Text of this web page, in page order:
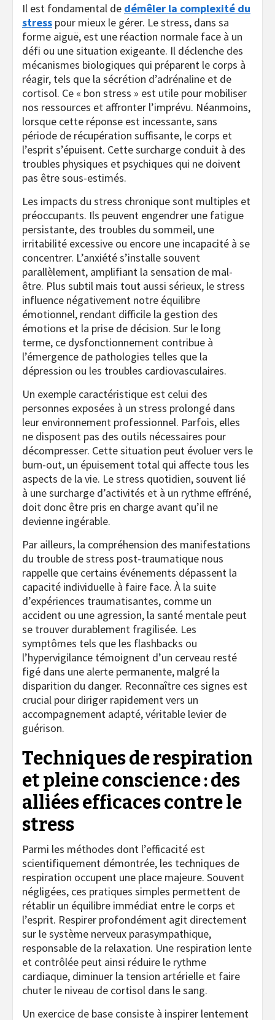
Il est fondamental de démêler la complexité du
stress pour mieux le gérer. Le stress, dans sa
forme aiguë, est une réaction normale face à un
défi ou une situation exigeante. Il déclenche des
mécanismes biologiques qui préparent le corps à
réagir, tels que la sécrétion d’adrénaline et de
cortisol. Ce « bon stress » est utile pour mobiliser
nos ressources et affronter l’imprévu. Néanmoins,
lorsque cette réponse est incessante, sans
période de récupération suffisante, le corps et
l’esprit s’épuisent. Cette surcharge conduit à des
troubles physiques et psychiques qui ne doivent
pas être sous-estimés.
Les impacts du stress chronique sont multiples et
préoccupants. Ils peuvent engendrer une fatigue
persistante, des troubles du sommeil, une
irritabilité excessive ou encore une incapacité à se
concentrer. L’anxiété s’installe souvent
parallèlement, amplifiant la sensation de mal-
être. Plus subtil mais tout aussi sérieux, le stress
influence négativement notre équilibre
émotionnel, rendant difficile la gestion des
émotions et la prise de décision. Sur le long
terme, ce dysfonctionnement contribue à
l’émergence de pathologies telles que la
dépression ou les troubles cardiovasculaires.
Un exemple caractéristique est celui des
personnes exposées à un stress prolongé dans
leur environnement professionnel. Parfois, elles
ne disposent pas des outils nécessaires pour
décompresser. Cette situation peut évoluer vers le
burn-out, un épuisement total qui affecte tous les
aspects de la vie. Le stress quotidien, souvent lié
à une surcharge d’activités et à un rythme effréné,
doit donc être pris en charge avant qu’il ne
devienne ingérable.
Par ailleurs, la compréhension des manifestations
du trouble de stress post-traumatique nous
rappelle que certains événements dépassent la
capacité individuelle à faire face. À la suite
d’expériences traumatisantes, comme un
accident ou une agression, la santé mentale peut
se trouver durablement fragilisée. Les
symptômes tels que les flashbacks ou
l’hypervigilance témoignent d’un cerveau resté
figé dans une alerte permanente, malgré la
disparition du danger. Reconnaître ces signes est
crucial pour diriger rapidement vers un
accompagnement adapté, véritable levier de
guérison.
Techniques de respiration
et pleine conscience : des
alliées efficaces contre le
stress
Parmi les méthodes dont l’efficacité est
scientifiquement démontrée, les techniques de
respiration occupent une place majeure. Souvent
négligées, ces pratiques simples permettent de
rétablir un équilibre immédiat entre le corps et
l’esprit. Respirer profondément agit directement
sur le système nerveux parasympathique,
responsable de la relaxation. Une respiration lente
et contrôlée peut ainsi réduire le rythme
cardiaque, diminuer la tension artérielle et faire
chuter le niveau de cortisol dans le sang.
Un exercice de base consiste à inspirer lentement